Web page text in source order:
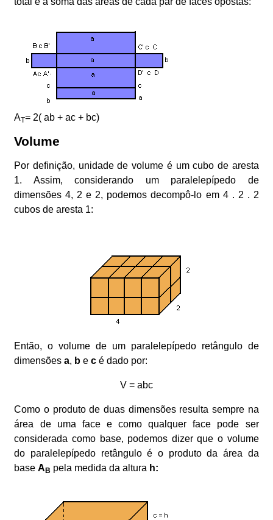
AT= 2( ab + ac + bc)
Volume
Por definição, unidade de volume é um cubo de aresta
1. Assim, considerando um paralelepípedo de
dimensões 4, 2 e 2, podemos decompô-lo em 4 . 2 . 2
cubos de aresta 1:
Então, o volume de um paralelepípedo retângulo de
dimensõesa, b ec é dado por:
V = abc
Como o produto de duas dimensões resulta sempre na
área de uma face e como qualquer face pode ser
considerada como base, podemos dizer que o volume
do paralelepípedo retângulo é o produto da área da
baseAB pela medida da altura h: